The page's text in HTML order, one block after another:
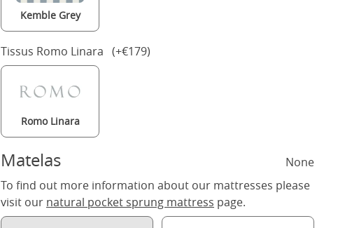
Kemble Grey
Tissus Romo Linara (+€179)
Romo Linara
Matelas
None
To find out more information about our mattresses please
visit our natural pocket sprung mattress page.